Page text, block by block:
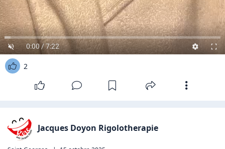
0:00 / 7:22
2
Jacques Doyon Rigolotherapie